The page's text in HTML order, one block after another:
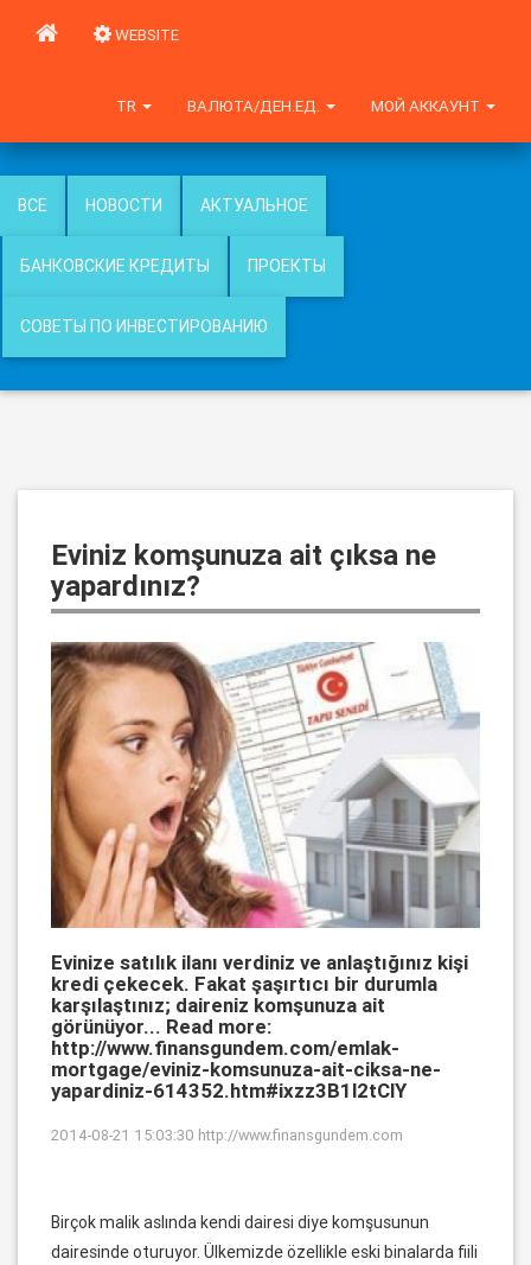
WEBSITE
МОЙ АККАУНТ
ВАЛЮТА/ДЕН.ЕД.
TR
ВСЕ НОВОСТИ АКТУАЛЬНОЕ
БАНКОВСКИЕ КРЕДИТЫ ПРОЕКТЫ
СОВЕТЫ ПО ИНВЕСТИРОВАНИЮ
Eviniz komşunuza ait çıksa ne
yapardınız?
Evinize satılık ilanı verdiniz ve anlaştığınız kişi
kredi çekecek. Fakat şaşırtıcı bir durumla
karşılaştınız; daireniz komşunuza ait
görünüyor... Read more:
http://www.finansgundem.com/emlak-
mortgage/eviniz-komsunuza-ait-ciksa-ne-
yapardiniz-614352.htm#ixzz3B1l2tClY
2014-08-21 15:03:30 http://www.finansgundem.com
Birçok malik aslında kendi dairesi diye komşusunun
dairesinde oturuyor. Ülkemizde özellikle eski binalarda fiili